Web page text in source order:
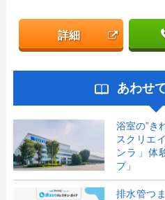
詳細
あわせ
浴室の”き
スクリエ
ンラ」体
プ」
排水管つ